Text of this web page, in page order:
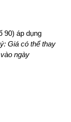
90) áp dụng
Giá có thể thay
ngày